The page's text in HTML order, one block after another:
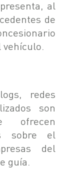
al
de
redes
son
ofrecen
sobre el
del
guía.